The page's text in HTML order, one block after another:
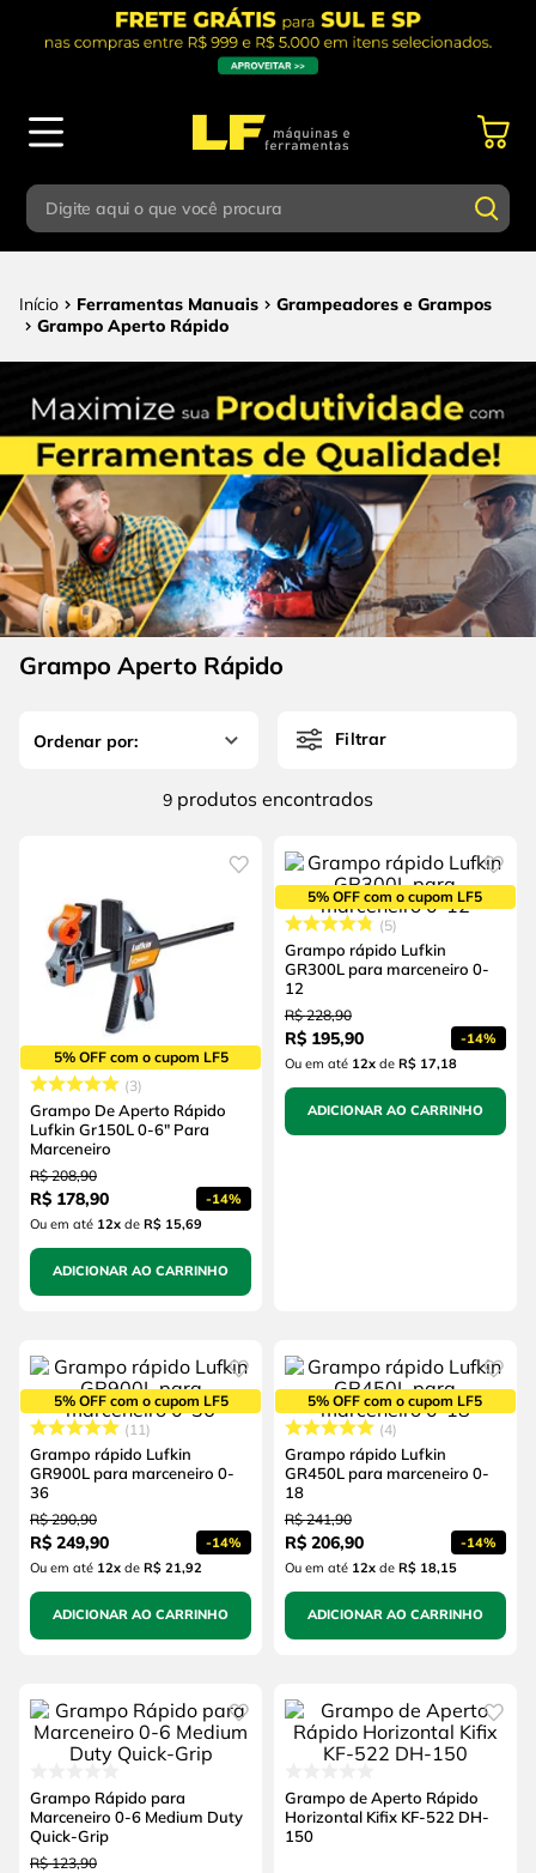
Digite aqui o que você procura
Ferramentas Manuais
Grampeadores e Grampos
Grampo Aperto Rápido
Grampo Aperto Rápido
Filtrar
9 produtos
5% OFF com o cupom LF5
3
Grampo De Aperto Rápido
Lufkin Gr150L 0-6" Para
Marceneiro
R$ 208,90
R$ 178,90 -14%
Ou em até 12xde R$ 15,69
ADICIONAR AO CARRINHO
5% OFF com o cupom LF5
5
Grampo rápido Lufkin
GR300L para marceneiro 0-
12
R$ 228,90
R$ 195,90 -14%
Ou em até 12xde R$ 17,18
ADICIONAR AO CARRINHO
5% OFF com o cupom LF5
11
Grampo rápido Lufkin
GR900L para marceneiro 0-
36
R$ 290,90
R$ 249,90 -14%
Ou em até 12xde R$ 21,92
ADICIONAR AO CARRINHO
5% OFF com o cupom LF5
4
Grampo rápido Lufkin
GR450L para marceneiro 0-
18
R$ 241,90
R$ 206,90 -14%
Ou em até 12xde R$ 18,15
ADICIONAR AO CARRINHO
Grampo Rápido para
Marceneiro 0-6 Medium Duty
Quick-Grip
R$ 123,90
Grampo de Aperto Rápido
Horizontal Kifix KF-522 DH-
150
1 parafusadeira
2º caixa ferramentas
3º esmerilhadeira
4º escada
5º serra circular
6 º fio
7º chave impacto
8º disco corte
10º serra copo
Termos mais buscados
parafusadeira
caixa ferramentas
3º esmerilhadeira
escada
5 º serra circular
6º fio
chave impacto